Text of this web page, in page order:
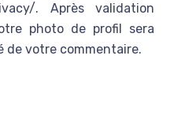
. Après validation
photo de profil sera
de votre commentaire.